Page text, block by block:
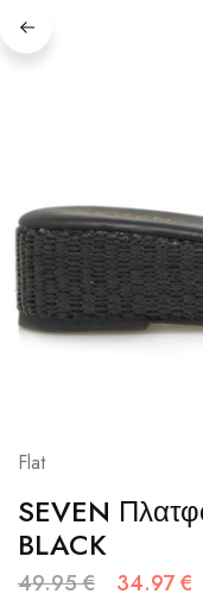
Flat
SEVEN
BLACK
49.95€ 34.97€